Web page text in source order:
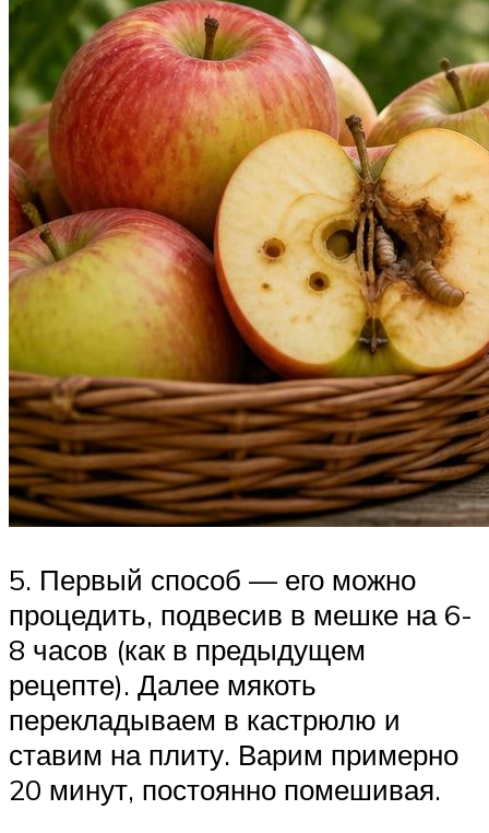
5. Первый способ — его можно
процедить, подвесив в мешке на 6-
8 часов (как в предыдущем
рецепте). Далее мякоть
перекладываем в кастрюлю и
ставим на плиту. Варим примерно
20 минут, постоянно помешивая.